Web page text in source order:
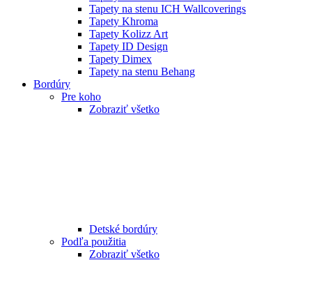
Tapety na stenu ICH Wallcoverings
Tapety Khroma
Tapety Kolizz Art
Tapety ID Design
Tapety Dimex
Tapety na stenu Behang
Bordúry
Pre koho
Zobraziť všetko
Detské bordúry
Podľa použitia
Zobraziť všetko